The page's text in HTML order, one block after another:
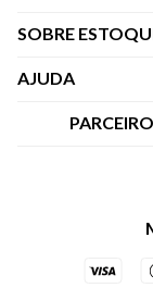
SOBRE
Quem Somos
AJUDA
Central de
Trocas eVai de
Azul